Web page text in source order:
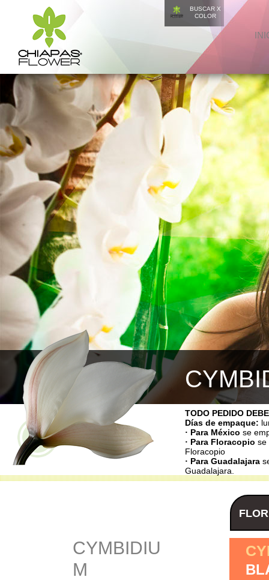
TODO PEDIDO
Días de empaque:
· Para México se
· Para Floracopio se
Floracopio
· Para Guadalajara
Guadalajara.
CYMBIDIU
M
FLOR
BUSCAR X
COLOR